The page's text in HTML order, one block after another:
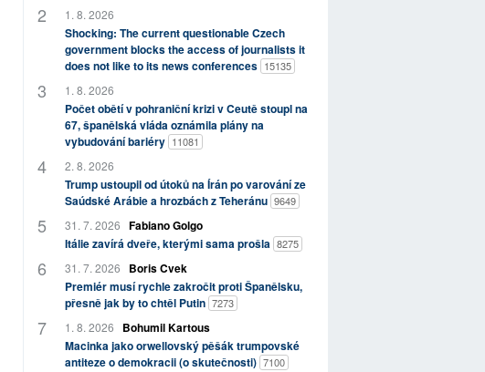
1. 8. 2026
Shocking: The current questionable Czech
government blocks the access of journalists it
does not like to its news conferences 15135
1. 8. 2026
Počet obětí v pohraniční krizi v Ceutě stoupl na
67, španělská vláda oznámila plány na
vybudování bariéry 11081
2. 8. 2026
Trump ustoupil od útoků na Írán po varování ze
Saúdské Arábie a hrozbách z Teheránu 9649
31. 7. 2026 Fabiano Golgo
Itálie zavírá dveře, kterými sama prošla 8275
31. 7. 2026
Boris Cvek
Premiér musí rychle zakročit proti Španělsku,
přesně jak by to chtěl Putin 7273
1. 8. 2026
Bohumil Kartous
Macinka jako orwellovský pěšák trumpovské
antiteze o demokracii (o skutečnosti) 7100